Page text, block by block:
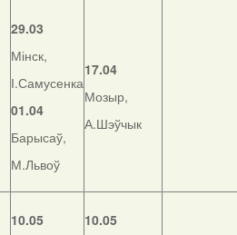
29.03
Мінск,
І.Самусенка
01.04
Барысаў,
М.Львоў
17.04
Мозыр,
А.Шэўчык
10.05
10.05